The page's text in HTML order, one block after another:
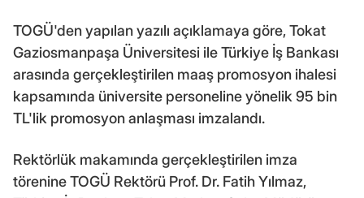
TOGÜ'den yapılan yazılı açıklamaya göre, Tokat
Gaziosmanpaşa Üniversitesi ile Türkiye İş Bankası
arasında gerçekleştirilen maaş promosyon ihalesi
kapsamında üniversite personeline yönelik 95 bin
TL'lik promosyon anlaşması imzalandı.
Rektörlük makamında gerçekleştirilen imza
törenine TOGÜ Rektörü Prof. Dr. Fatih Yılmaz,